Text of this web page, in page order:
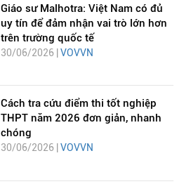
Giáo sư Malhotra: Việt Nam có đủ
uy tín để đảm nhận vai trò lớn hơn
trên trường quốc tế
30/06/2026 | VOVVN
Cách tra cứu điểm thi tốt nghiệp
THPT năm 2026 đơn giản, nhanh
chóng
30/06/2026 | VOVVN